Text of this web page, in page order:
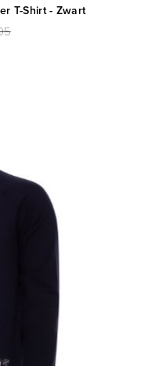
T-Shirt - Zwart